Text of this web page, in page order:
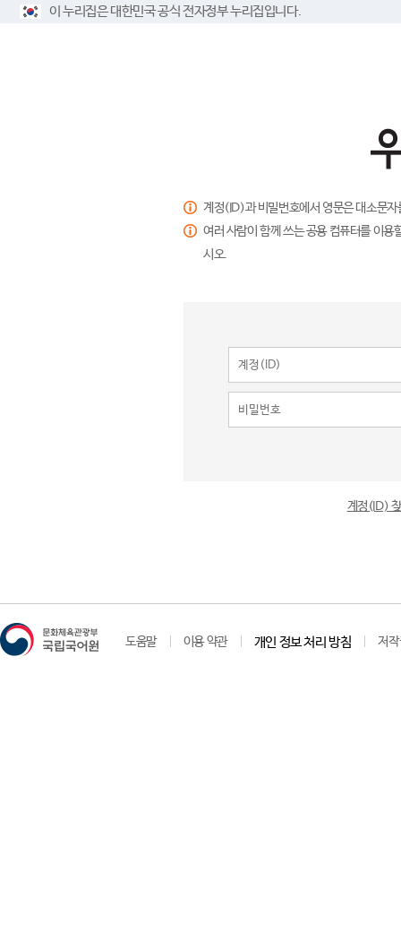
이 누리집은 대한민국 공식 전자정부 누리집입니다.
계정(ID)과 비밀번호에서 영문은 대소문
여러 사람이 함께 쓰는 공용 컴퓨터를 이
시오.
계정(ID)
도움말 이용 약관 개인 정보 처리 방침 저